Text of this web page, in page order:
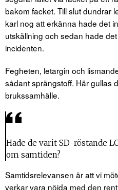
bakom facket. Till slut dundrar
karl nog att erkänna hade det
utskällning och sedan hade
incidenten.
Fegheten, letargin och
sådant sprängstoff. Här gullas
brukssamhälle.
Hade de varit SD-röstande
om samtiden?
Samtidsrelevansen är att vi
verkar vara nöjda med den